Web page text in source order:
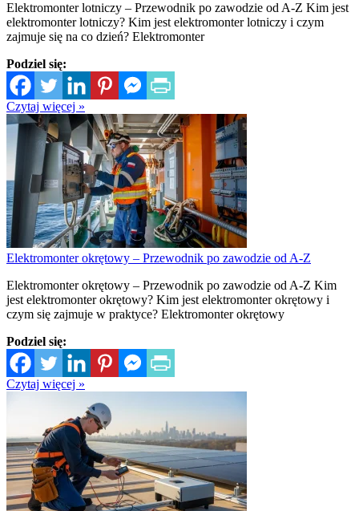
Elektromonter lotniczy – Przewodnik po zawodzie od A-Z Kim jest
elektromonter lotniczy? Kim jest elektromonter lotniczy i czym
zajmuje się na co dzień? Elektromonter
Podziel się:
Czytaj więcej »
Elektromonter okrętowy – Przewodnik po zawodzie od A-Z
Elektromonter okrętowy – Przewodnik po zawodzie od A-Z Kim
jest elektromonter okrętowy? Kim jest elektromonter okrętowy i
czym się zajmuje w praktyce? Elektromonter okrętowy
Podziel się:
Czytaj więcej »